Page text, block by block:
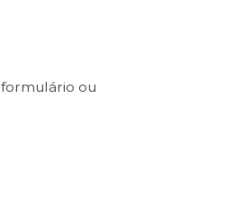
ou